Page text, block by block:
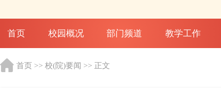
首页 校园概况 部门频道 教学工作
首页 >> 校(院)要闻 >> 正文